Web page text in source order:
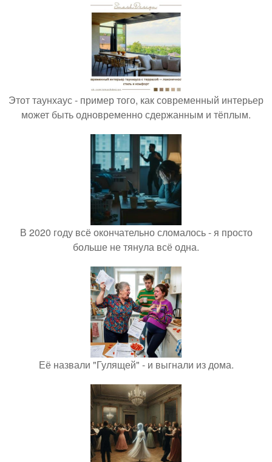
Этот таунхаус - пример того, как современный интерьер
может быть одновременно сдержанным и тёплым.
В 2020 году всё окончательно сломалось - я просто
больше не тянула всё одна.
Её назвали "Гулящей" - и выгнали из дома.